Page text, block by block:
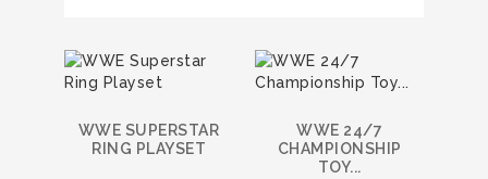
WWE SUPERSTAR
RING PLAYSET
WWE 24/7
CHAMPIONSHIP
TOY...